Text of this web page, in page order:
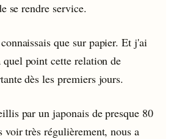
se rendre service.
que sur papier. Et j'ai
point cette relation de
dès les premiers jours.
par un japonais de presque 80
voir très régulièrement, nous a